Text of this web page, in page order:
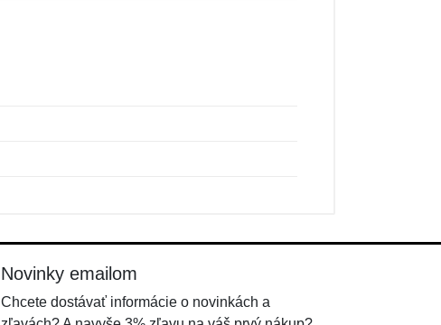
Novinky emailom
Chcete dostávať informácie o novinkách a